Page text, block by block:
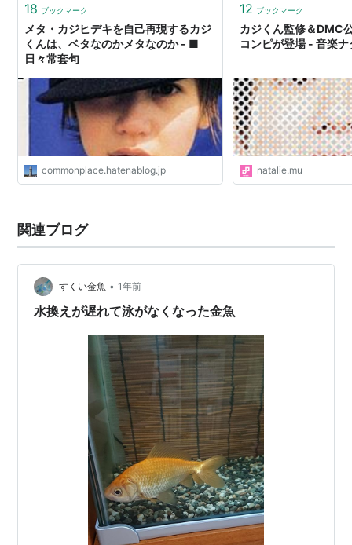
18 ブックマーク
メタ・カジヒデキを自己再現するカジ
くんは、ベタなのかメタなのか - ■
日々常套句
commonplace.hatenablog.jp
12 ブックマーク
カジくん監修＆DMC
コンピが登場 - 音楽
natalie.mu
関連ブログ
すくい金魚 • 1年前
水換えが遅れて泳がなくなった金魚